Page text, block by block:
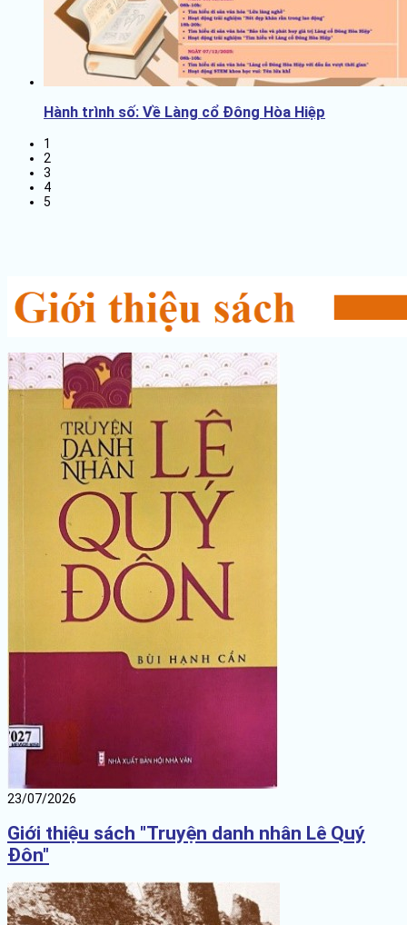
Hành trình số: Về Làng cổ Đông Hòa Hiệp
1
2
3
4
5
23/07/2026
Giới thiệu sách "Truyện danh nhân Lê Quý
Đôn"